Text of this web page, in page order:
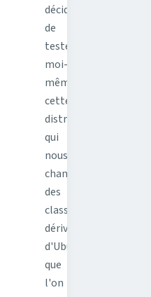
décidé
de
tester
moi-
même
cette
distribution
qui
nous
change
des
classiques
dérivées
d'Ubuntu
que
l'on